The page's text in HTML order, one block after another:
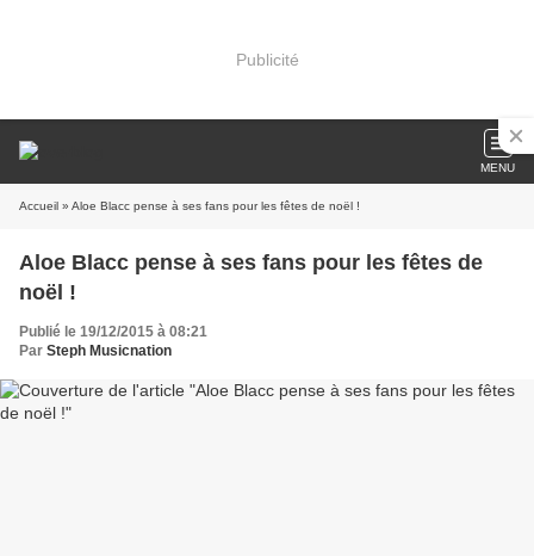
Publicité
MENU
Accueil » Aloe Blacc pense à ses fans pour les fêtes de noël !
Aloe Blacc pense à ses fans pour les fêtes de
noël !
Publié le 19/12/2015 à 08:21
Par Steph Musicnation